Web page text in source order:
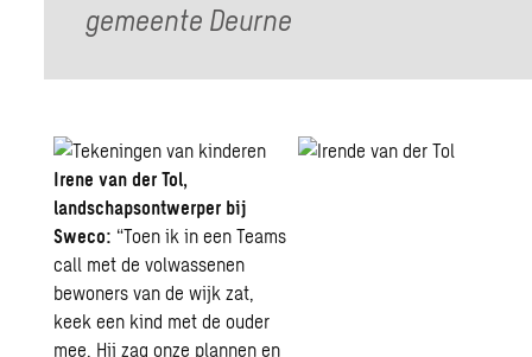
gemeente Deurne
Irene van der Tol,
landschapsontwerper bij
Sweco: “Toen ik in een Teams
call met de volwassenen
bewoners van de wijk zat,
keek een kind met de ouder
mee. Hij zag onze plannen en